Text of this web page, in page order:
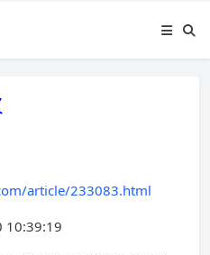
article/233083.html
10:39:19